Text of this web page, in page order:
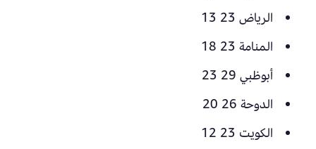
الرياض 23 13
المنامة 23 18
أبوظبي 29 23
الدوحة 26 20
الكويت 23 12